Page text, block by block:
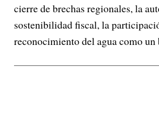
cierre de brechas regionales, la
sostenibilidad fiscal, la
reconocimiento del agua como un